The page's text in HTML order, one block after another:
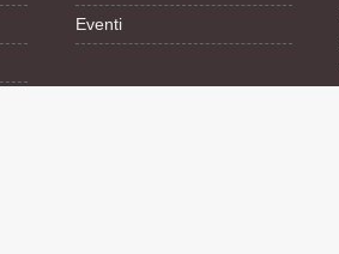
Eventi